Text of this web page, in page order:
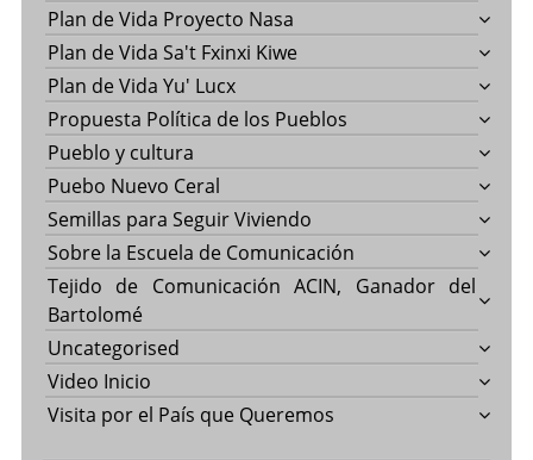
Plan de Vida Proyecto Nasa
Plan de Vida Sa't Fxinxi Kiwe
Plan de Vida Yu' Lucx
Propuesta Política de los Pueblos
Pueblo y cultura
Puebo Nuevo Ceral
Semillas para Seguir Viviendo
Sobre la Escuela de Comunicación
Tejido de Comunicación ACIN, Ganador del
Bartolomé
Uncategorised
Video Inicio
Visita por el País que Queremos